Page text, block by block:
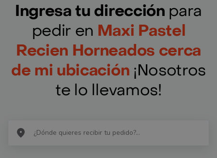
Ingresa tu dirección para
pedir en Maxi Pastel
Recien Horneados cerca
de mi ubicación ¡Nosotros
te lo llevamos!